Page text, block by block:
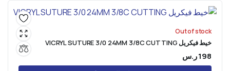
Out of stock
خيط فيكريل VICRYL SUTURE 3/0 24MM 3/8C CUTTING
198ر.س